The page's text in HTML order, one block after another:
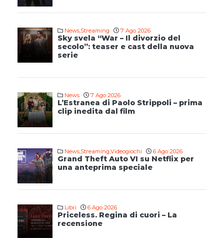
News,Streaming 7 Ago 2026
Sky svela “War – Il divorzio del
secolo”: teaser e cast della nuova
serie
News 7 Ago 2026
L’Estranea di Paolo Strippoli – prima
clip inedita dal film
News,Streaming,Videogiochi 6 Ago 2026
Grand Theft Auto VI su Netflix per
una anteprima speciale
Libri 6 Ago 2026
Priceless. Regina di cuori – La
recensione